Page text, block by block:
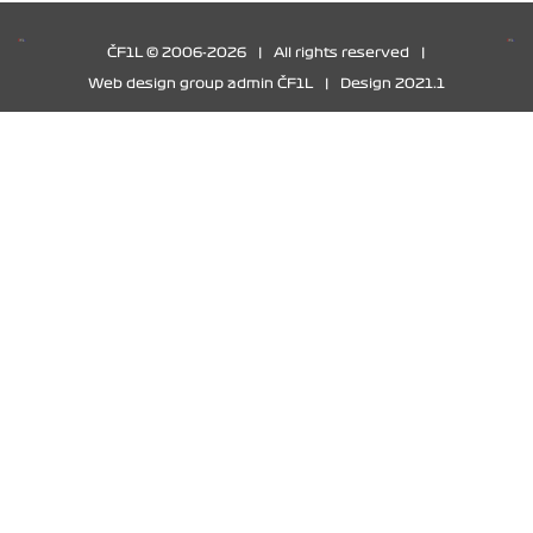
ČF1L © 2006-2026 All rights reserved
Web design group admin ČF1L Design 2021.1